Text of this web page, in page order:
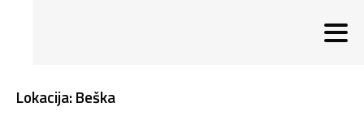
Lokacija: Beška